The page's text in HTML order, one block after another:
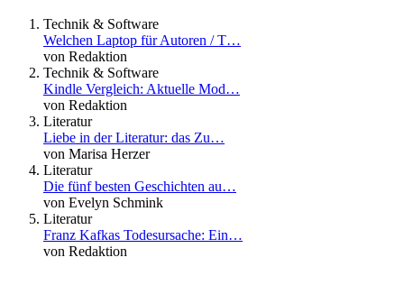
Technik & Software
Welchen Laptop für Autoren / T…
von Redaktion
Technik & Software
Kindle Vergleich: Aktuelle Mod…
von Redaktion
Literatur
Liebe in der Literatur: das Zu…
von Marisa Herzer
Literatur
Die fünf besten Geschichten au…
von Evelyn Schmink
Literatur
Franz Kafkas Todesursache: Ein…
von Redaktion